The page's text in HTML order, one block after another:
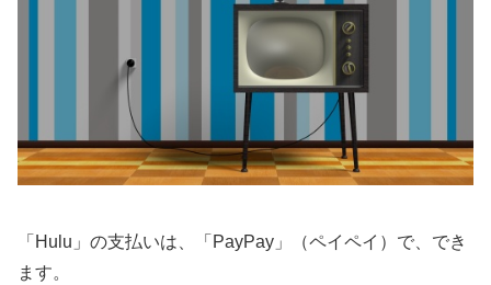
「Hulu」の支払いは、「PayPay」（ペイペイ）で、でき
ます。